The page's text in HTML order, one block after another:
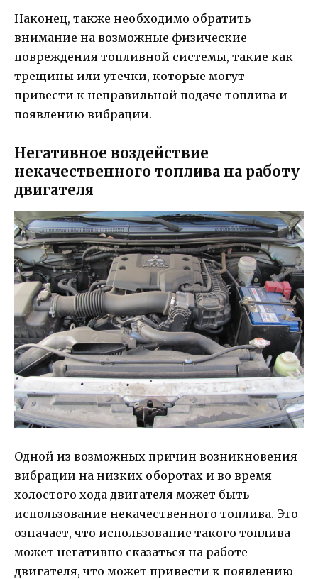
Наконец, также необходимо обратить
внимание на возможные физические
повреждения топливной системы, такие как
трещины или утечки, которые могут
привести к неправильной подаче топлива и
появлению вибрации.
Негативное воздействие
некачественного топлива на работу
двигателя
Одной из возможных причин возникновения
вибрации на низких оборотах и во время
холостого хода двигателя может быть
использование некачественного топлива. Это
означает, что использование такого топлива
может негативно сказаться на работе
двигателя, что может привести к появлению